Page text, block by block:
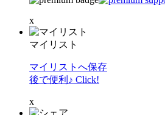
x
マイリスト
マイリストへ保存
後で便利♪ Click!
x